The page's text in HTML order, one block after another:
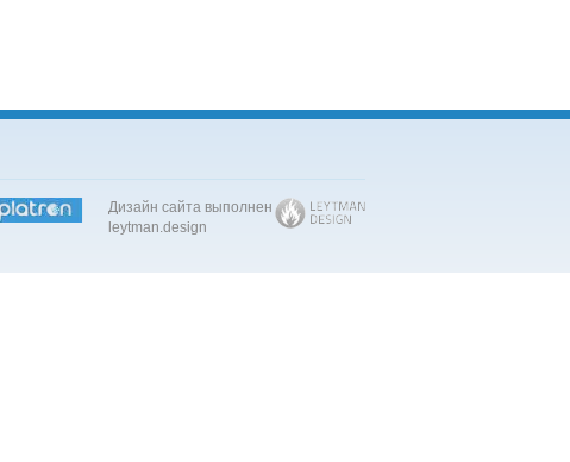
Дизайн сайта выполнен
leytman.design